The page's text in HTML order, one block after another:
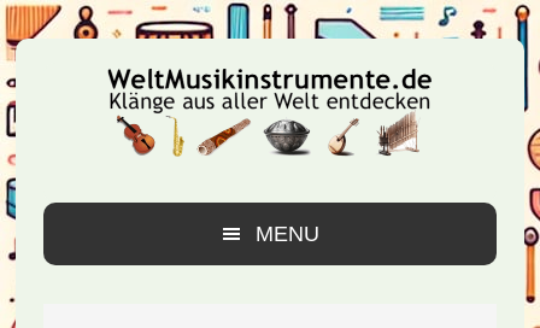
Zur
Hauptnavigation
springen
Zum
Inhalt
springen
Zur
Seitenspalte
springen
MENU